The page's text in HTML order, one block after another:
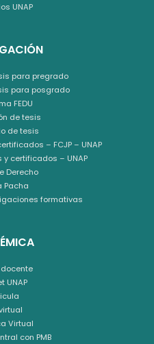
UNAP
para pregrado
para posgrado
FEDU
de tesis
de tesis
– FCJP – UNAP
y certificados – UNAP
Derecho
Pacha
formativas
UNAP
Virtual
con PMB